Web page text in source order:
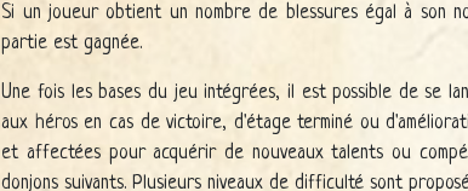
Si un joueur obtient un nombre de blessures égal à son
partie est gagnée.
Une fois les bases du jeu intégrées, il est possible de se
aux héros en cas de victoire, d'étage terminé ou
et affectées pour acquérir de nouveaux talents ou
donjons suivants. Plusieurs niveaux de difficulté sont